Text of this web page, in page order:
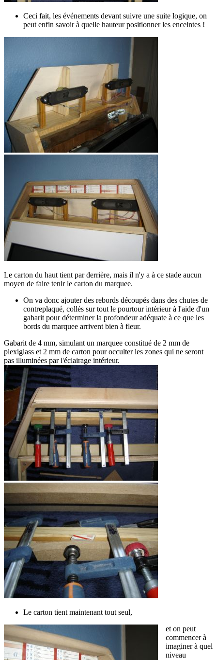
Ceci fait, les événements devant suivre une suite logique, on
peut enfin savoir à quelle hauteur positionner les enceintes !
Le carton du haut tient par derrière, mais il n'y a à ce stade aucun
moyen de faire tenir le carton du marquee.
On va donc ajouter des rebords découpés dans des chutes de
contreplaqué, collés sur tout le pourtour intérieur à l'aide d'un
gabarit pour déterminer la profondeur adéquate à ce que les
bords du marquee arrivent bien à fleur.
Gabarit de 4 mm, simulant un marquee constitué de 2 mm de
plexiglass et 2 mm de carton pour occulter les zones qui ne seront
pas illuminées par l'éclairage intérieur.
Le carton tient maintenant tout seul,
et on peut
commencer à
imaginer à quel
niveau